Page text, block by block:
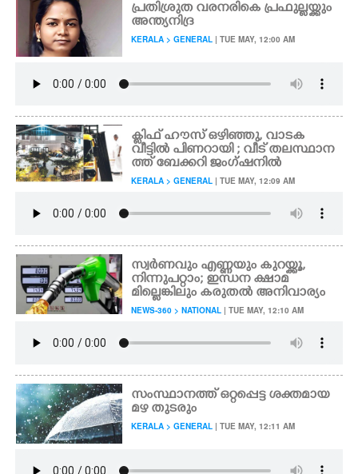
PHOTOS
LIFESTYLE
SPIRITUAL
INFO+
ART
ASTRO
CARTOONS
ZOOM
പ്രതിശ്രുത വരനരികെ പ്രഫുല്ലയ്ക്കും
അന്ത്യനിദ്ര
KERALA > GENERAL | TUE MAY, 12:00 AM
ക്ലിഫ് ഹൗസ് ഒഴിഞ്ഞു, വാടക
വീട്ടിൽ പിണറായി ; വീട് തലസ്ഥാന
ത്ത് ബേക്കറി ജംഗ്ഷനിൽ
KERALA > GENERAL | TUE MAY, 12:09 AM
സ്വർണവും എണ്ണയും കുറയ്ക്കൂ,​
നിന്നുപറ്റാം; ഇന്ധന ക്ഷാമ
മില്ലെങ്കിലും കരുതൽ അനിവാര്യം
NEWS-360 > NATIONAL | TUE MAY, 12:10 AM
സംസ്ഥാനത്ത് ഒറ്റപ്പെട്ട ശക്തമായ
മഴ തുടരും
KERALA > GENERAL | TUE MAY, 12:11 AM